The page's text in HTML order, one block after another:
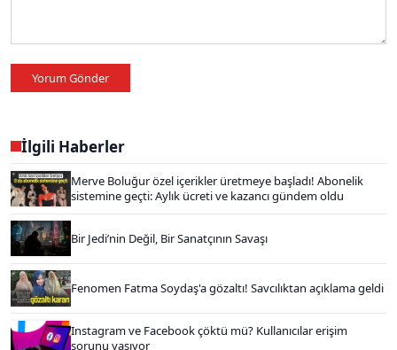
Yorum Gönder
İlgili Haberler
Merve Boluğur özel içerikler üretmeye başladı! Abonelik
sistemine geçti: Aylık ücreti ve kazancı gündem oldu
Bir Jedi’nin Değil, Bir Sanatçının Savaşı
Fenomen Fatma Soydaş'a gözaltı! Savcılıktan açıklama geldi
Instagram ve Facebook çöktü mü? Kullanıcılar erişim
sorunu yaşıyor